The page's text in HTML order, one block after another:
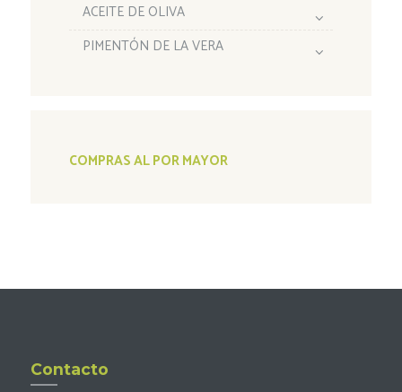
ACEITE DE OLIVA
PIMENTÓN DE LA VERA
COMPRAS AL POR MAYOR
Contacto